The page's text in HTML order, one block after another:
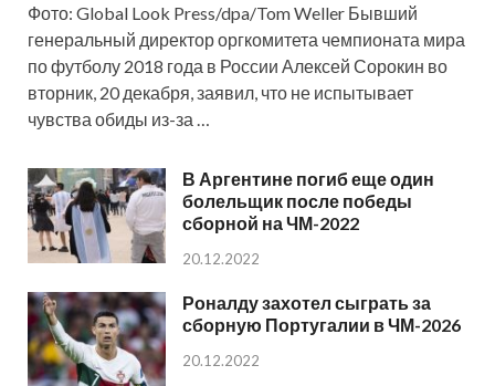
Фото: Global Look Press/dpa/Tom Weller Бывший
генеральный директор оргкомитета чемпионата мира
по футболу 2018 года в России Алексей Сорокин во
вторник, 20 декабря, заявил, что не испытывает
чувства обиды из-за …
В Аргентине погиб еще один
болельщик после победы
сборной на ЧМ-2022
20.12.2022
Роналду захотел сыграть за
сборную Португалии в ЧМ-2026
20.12.2022